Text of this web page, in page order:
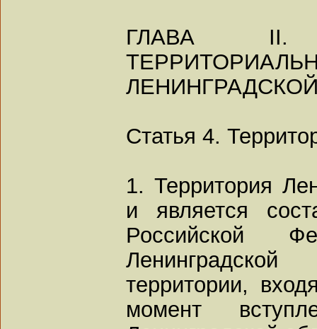
ГЛАВА II.
Статья 4.
1. Территория
и является
Российской
территории,
момент